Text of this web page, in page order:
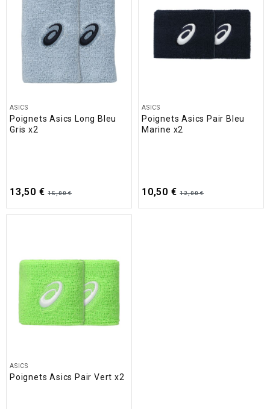
ASICS
Poignets Asics Long Bleu
Gris x2
13,50 € 15,00 €
ASICS
Poignets Asics Pair Bleu
Marine x2
10,50 € 12,00 €
ASICS
Poignets Asics Pair Vert x2